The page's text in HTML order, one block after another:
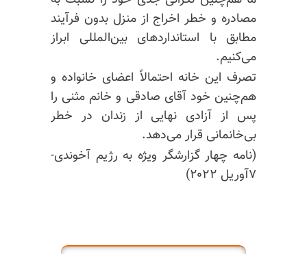
مصادره و خطر اخراج از منزل بدون فرآیند
مطابق با استانداردهای بین‌المللی ابراز
می‌کنیم.
تصرف این خانه احتمالاً اعضای خانواده و
هم‌چنین خود آقای صادقی و خانم مثنی را
پس از آزادی نهایی از زندان در خطر
بی‌خانمانی قرار می‌دهد.
(نامه چهار گزارشگر ویژه به رژیم آخوندی-
۷آوریل ۲۰۲۲)